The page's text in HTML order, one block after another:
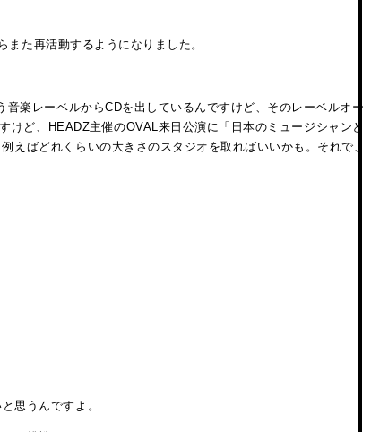
た再活動するようになりました。
楽レーベルからCDを出しているんですけど、そのレーベルオー
けど、HEADZ主催のOVAL来日公演に「日本のミュージシャンと
ばどれくらいの大きさのスタジオを取ればいいかも。それで、
思うんですよ。